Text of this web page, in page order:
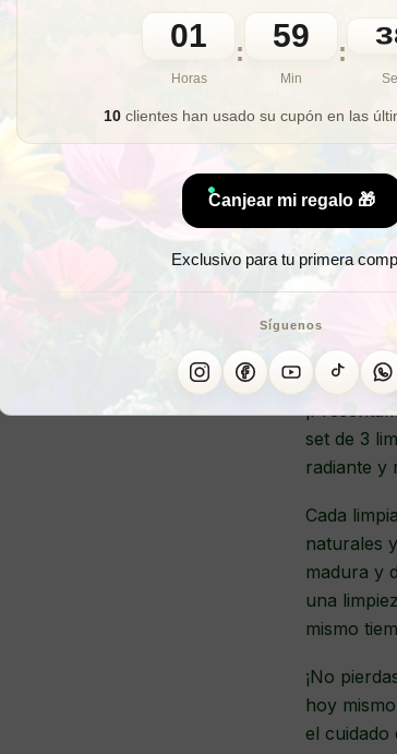
01
Horas
: 59
Min
:
10 clientes han usado su cupón en las
Canjear mi regalo 🎁
Exclusivo para tu primera
Síguenos
🎁 Lo
set de 3
radiante y
Cada
naturales
madura y
una
mismo
¡No
hoy
el cuidado